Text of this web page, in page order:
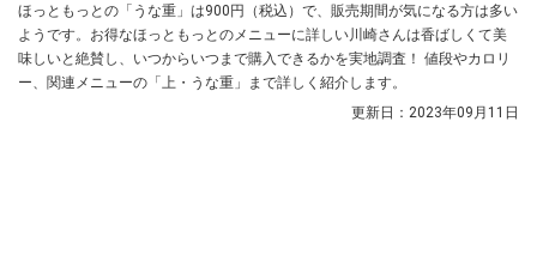
ほっともっとの「うな重」は900円（税込）で、販売期間が気になる方は多い
ようです。お得なほっともっとのメニューに詳しい川崎さんは香ばしくて美
味しいと絶賛し、いつからいつまで購入できるかを実地調査！ 値段やカロリ
ー、関連メニューの「上・うな重」まで詳しく紹介します。
更新日： 2023年09月11日